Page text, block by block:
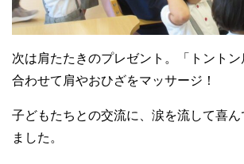
次は肩たたきのプレゼント。「トント
合わせて肩やおひざをマッサージ！
子どもたちとの交流に、涙を流して喜
ました。